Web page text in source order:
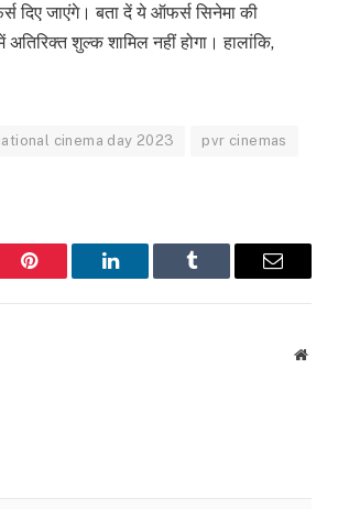
जाएंगे। बता दें ये ऑफर्स सिनेमा की
शुल्क शामिल नहीं होगा। हालांकि,
cinema day 2023 pvr cinemas
Pinterest LinkedIn Tumblr Email
Website